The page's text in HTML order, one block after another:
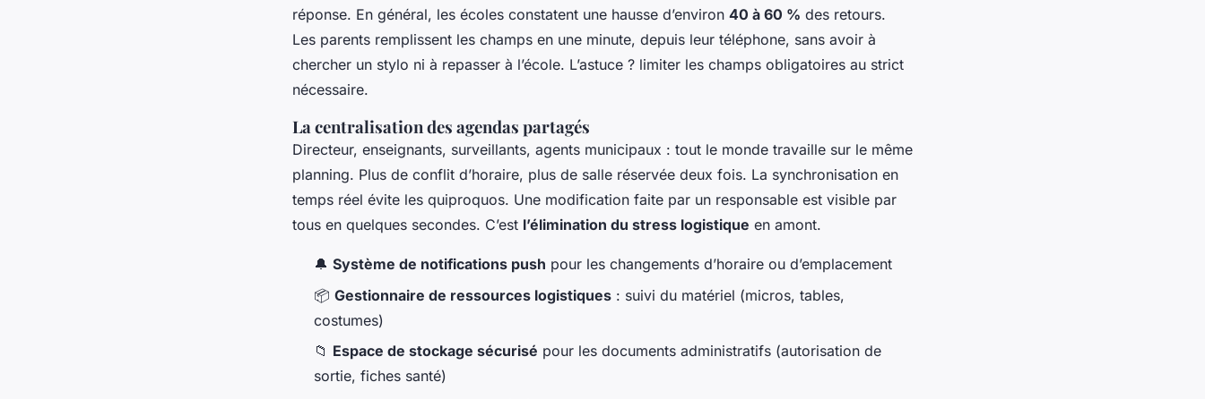
réponse. En général, les écoles constatent une hausse d’environ 40 à 60 % des retours.
Les parents remplissent les champs en une minute, depuis leur téléphone, sans avoir à
chercher un stylo ni à repasser à l’école. L’astuce ? limiter les champs obligatoires au strict
nécessaire.
La centralisation des agendas partagés
Directeur, enseignants, surveillants, agents municipaux : tout le monde travaille sur le même
planning. Plus de conflit d’horaire, plus de salle réservée deux fois. La synchronisation en
temps réel évite les quiproquos. Une modification faite par un responsable est visible par
tous en quelques secondes. C’est l’élimination du stress logistique en amont.
🔔 Système de notifications push pour les changements d’horaire ou d’emplacement
📦 Gestionnaire de ressources logistiques : suivi du matériel (micros, tables,
costumes)
📁 Espace de stockage sécurisé pour les documents administratifs (autorisation de
sortie, fiches santé)